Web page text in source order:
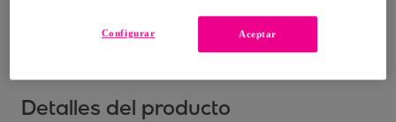
Detalles del producto
Aceptar
Configurar